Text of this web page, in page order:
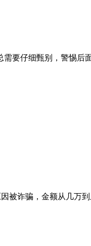
要仔细甄别，警惕后
被诈骗，金额从几万到